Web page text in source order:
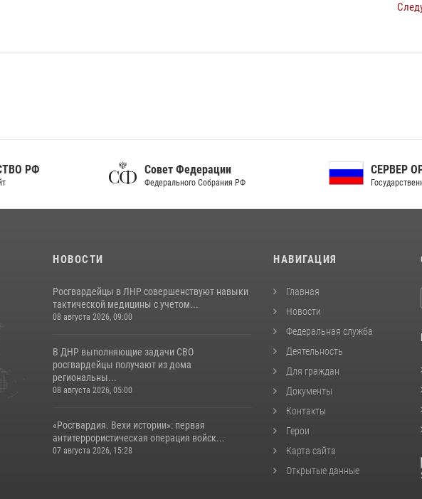
Совет Федерации
Федерального Собрания РФ
СЕРВЕР ОРГАНОВ
Государственной власти РФ
НОВОСТИ
Росгвардейцы в ЛНР совершенствуют навыки
тактической медицины с учетом...
08 августа 2026, 09:00
В ДНР выполняющие задачи СВО
росгвардейцы получают из дома
региональны...
08 августа 2026, 05:00
«Росгвардия. Вехи истории»: первая
антитеррористическая операция войск...
07 августа 2026, 15:28
НАВИГАЦИЯ
Главная
Новости
Федеральная служба
Деятельность
Для граждан
Документы
Контакты
Герои
Карта сайта
Открытые данные